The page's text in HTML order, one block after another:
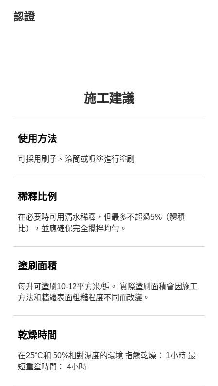
認證
施工建議
使用方法
可採用刷子、滾筒或噴塗進行塗刷
稀釋比例
在必要時可用清水稀釋，但最多不超過5%（體積
比），並應確保完全攪拌均勻。
塗刷面積
每升可塗刷10-12平方米/遍。 實際塗刷面積會因施工
方法和牆體表面粗糙程度不同而改變。
乾燥時間
在25°C和 50%相對濕度的環境 指觸乾燥： 1小時 最
短重塗時間： 4小時